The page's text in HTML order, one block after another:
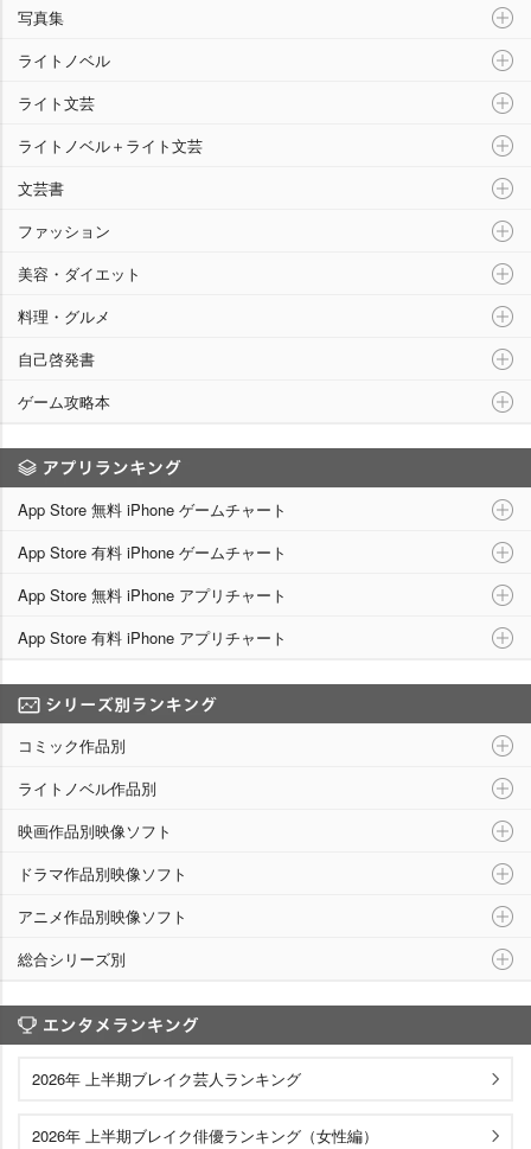
写真集
ライトノベル
ライト文芸
ライトノベル＋ライト文芸
文芸書
ファッション
美容・ダイエット
料理・グルメ
自己啓発書
ゲーム攻略本
App Store 無料 iPhone ゲームチャート
App Store 有料 iPhone ゲームチャート
App Store 無料 iPhone アプリチャート
App Store 有料 iPhone アプリチャート
コミック作品別
ライトノベル作品別
映画作品別映像ソフト
ドラマ作品別映像ソフト
アニメ作品別映像ソフト
総合シリーズ別
2026年 上半期ブレイク芸人ランキング
2026年 上半期ブレイク俳優ランキング（女性編）